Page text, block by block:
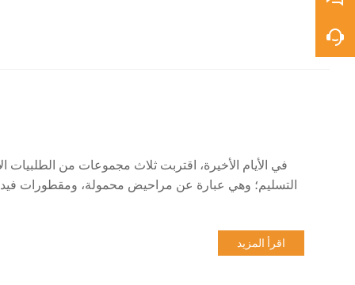
في الأيام الأخيرة، اقتربت ثلاث مجموعات من الطلبيات
التسليم؛ وهي عبارة عن مراحيض محمولة، ومقطورات
اقرأ المزيد